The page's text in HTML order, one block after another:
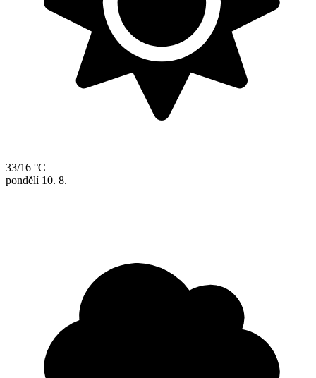
33/16 °C
pondělí 10. 8.